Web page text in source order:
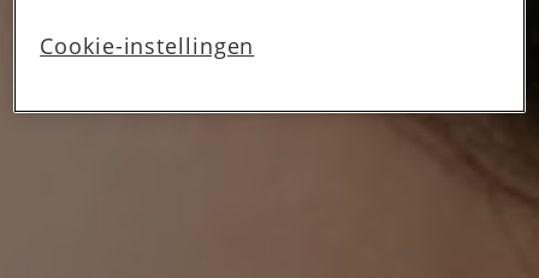
wijzigen of intrekken op de
Cookie-instellingen